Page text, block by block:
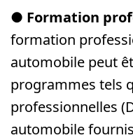
● Formation
formation
automobile peut
programmes tels
professionnelles
automobile